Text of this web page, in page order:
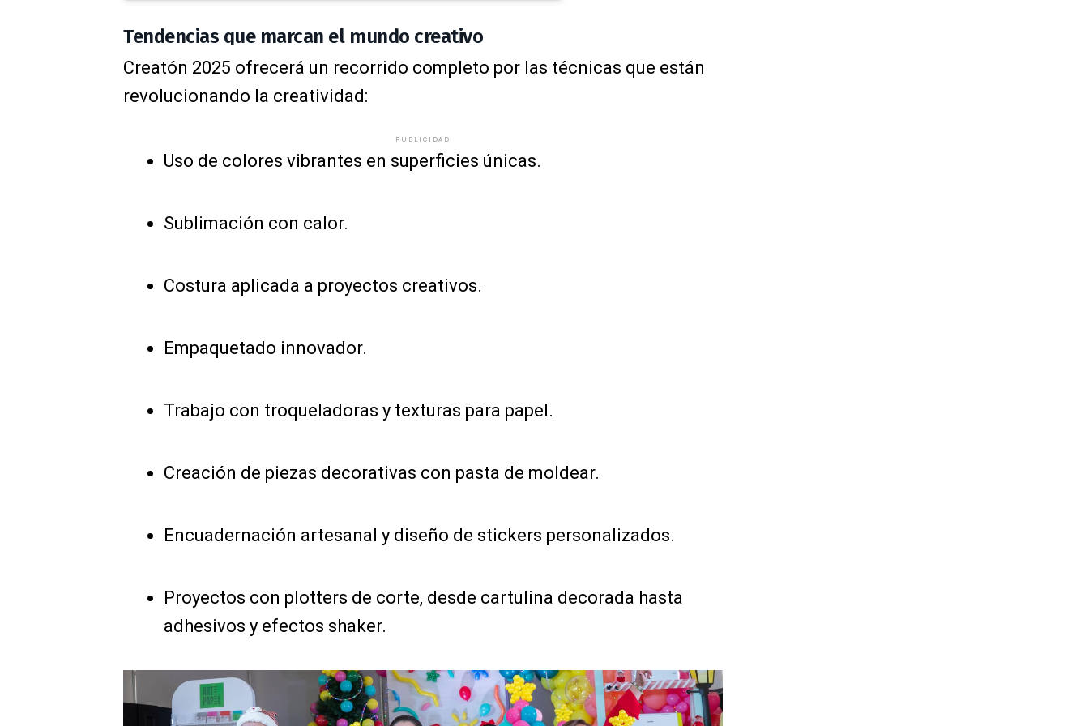
Tendencias que marcan el mundo creativo
Creatón 2025 ofrecerá un recorrido completo por las técnicas que están
revolucionando la creatividad:
PUBLICIDAD
Uso de colores vibrantes en superficies únicas.
Sublimación con calor.
Costura aplicada a proyectos creativos.
Empaquetado innovador.
Trabajo con troqueladoras y texturas para papel.
Creación de piezas decorativas con pasta de moldear.
Encuadernación artesanal y diseño de stickers personalizados.
Proyectos con plotters de corte, desde cartulina decorada hasta
adhesivos y efectos shaker.